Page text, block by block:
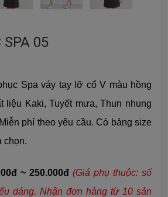
05
Spa váy tay lỡ cổ V màu hồng
liệu Kaki, Tuyết mưa, Thun nhung
phí theo yêu cầu. Có bảng size
chọn.
~ 250.000đ (Giá phụ thuộc: số
dáng. Nhận đơn hàng từ 10 sản